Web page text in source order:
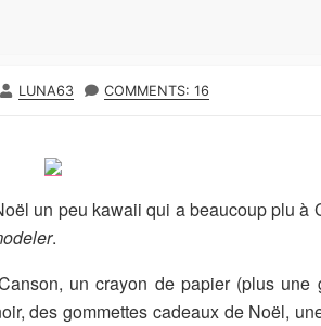
A
LUNA63 COMMENTS: 16
un peu kawaii qui a beaucoup plu à
.
un crayon de papier (plus une
des gommettes cadeaux de Noël,